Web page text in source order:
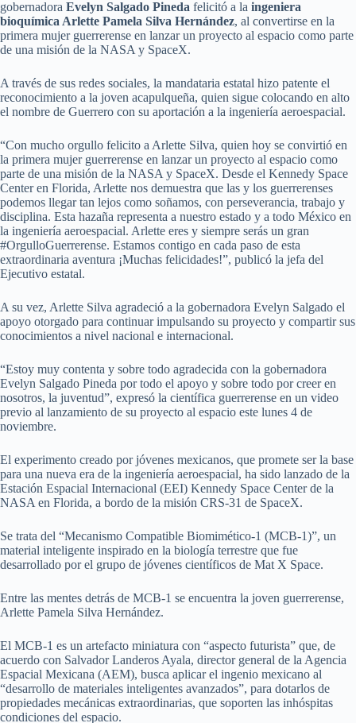
gobernadora Evelyn Salgado Pineda felicitó a la ingeniera
bioquímica Arlette Pamela Silva Hernández, al convertirse en la
primera mujer guerrerense en lanzar un proyecto al espacio como parte
de una misión de la NASA y SpaceX.
A través de sus redes sociales, la mandataria estatal hizo patente el
reconocimiento a la joven acapulqueña, quien sigue colocando en alto
el nombre de Guerrero con su aportación a la ingeniería aeroespacial.
“Con mucho orgullo felicito a Arlette Silva, quien hoy se convirtió en
la primera mujer guerrerense en lanzar un proyecto al espacio como
parte de una misión de la NASA y SpaceX. Desde el Kennedy Space
Center en Florida, Arlette nos demuestra que las y los guerrerenses
podemos llegar tan lejos como soñamos, con perseverancia, trabajo y
disciplina. Esta hazaña representa a nuestro estado y a todo México en
la ingeniería aeroespacial. Arlette eres y siempre serás un gran
#OrgulloGuerrerense. Estamos contigo en cada paso de esta
extraordinaria aventura ¡Muchas felicidades!”, publicó la jefa del
Ejecutivo estatal.
A su vez, Arlette Silva agradeció a la gobernadora Evelyn Salgado el
apoyo otorgado para continuar impulsando su proyecto y compartir sus
conocimientos a nivel nacional e internacional.
“Estoy muy contenta y sobre todo agradecida con la gobernadora
Evelyn Salgado Pineda por todo el apoyo y sobre todo por creer en
nosotros, la juventud”, expresó la científica guerrerense en un video
previo al lanzamiento de su proyecto al espacio este lunes 4 de
noviembre.
El experimento creado por jóvenes mexicanos, que promete ser la base
para una nueva era de la ingeniería aeroespacial, ha sido lanzado de la
Estación Espacial Internacional (EEI) Kennedy Space Center de la
NASA en Florida, a bordo de la misión CRS-31 de SpaceX.
Se trata del “Mecanismo Compatible Biomimético-1 (MCB-1)”, un
material inteligente inspirado en la biología terrestre que fue
desarrollado por el grupo de jóvenes científicos de Mat X Space.
Entre las mentes detrás de MCB-1 se encuentra la joven guerrerense,
Arlette Pamela Silva Hernández.
El MCB-1 es un artefacto miniatura con “aspecto futurista” que, de
acuerdo con Salvador Landeros Ayala, director general de la Agencia
Espacial Mexicana (AEM), busca aplicar el ingenio mexicano al
“desarrollo de materiales inteligentes avanzados”, para dotarlos de
propiedades mecánicas extraordinarias, que soporten las inhóspitas
condiciones del espacio.